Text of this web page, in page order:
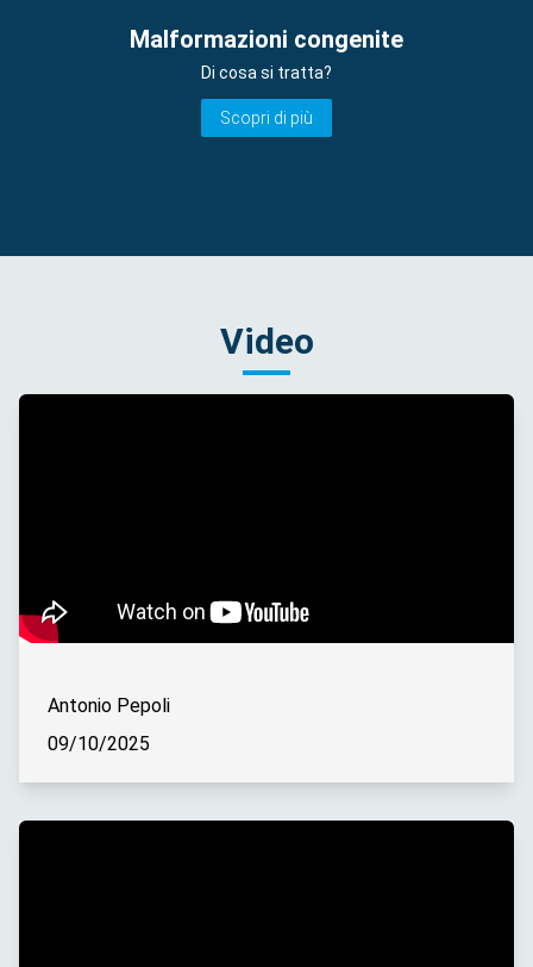
Malformazioni congenite
Di cosa si tratta?
Scopri di più
Video
Antonio Pepoli
09/10/2025